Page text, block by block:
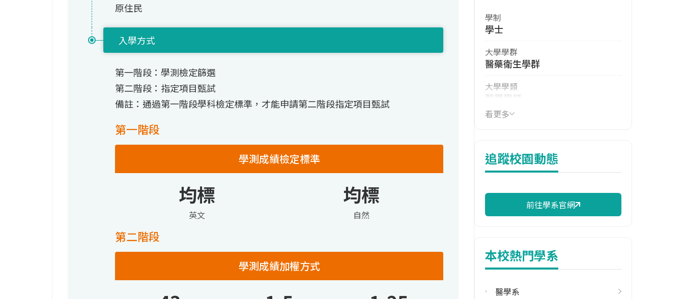
原住民
入學方式
第一階段：學測檢定篩選
第二階段：指定項目甄試
備註：通過第一階段學科檢定標準，才能申請第二階段指定項目甄試
第一階段
學測成績檢定標準
均標
英文
均標
自然
第二階段
學測成績加權方式
學制
學士
大學學群
醫藥衛生學群
大學學類
醫學學類
技職群類
114年註冊率
100.00%
學系電話
(02)26360303 #1201
看更多
追蹤校園動態
前往學系官網
本校熱門學系
醫學系